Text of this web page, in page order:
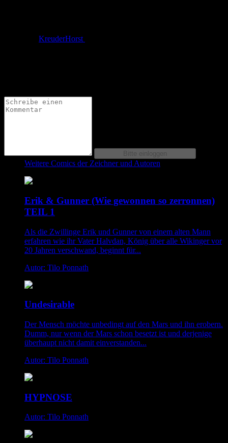
KreuderHorst
Weitere Comics der Zeichner und Autoren
Erik & Gunner (Wie gewonnen so zerronnen)
TEIL 1
Als die Zwillinge Erik und Gunner von einem alten Mann
erfahren wie ihr Vater Halvdan, König über alle Wikinger vor
20 Jahren verschwand, beginnt für...
Autor: Tilo Ponnath
Undesirable
Der Mensch möchte unbedingt auf den Mars und ihn erobern.
Dumm, nur wenn der Mars schon besetzt ist und derjenige
überhaupt nicht damit einverstanden...
Autor: Tilo Ponnath
HYPNOSE
Autor: Tilo Ponnath